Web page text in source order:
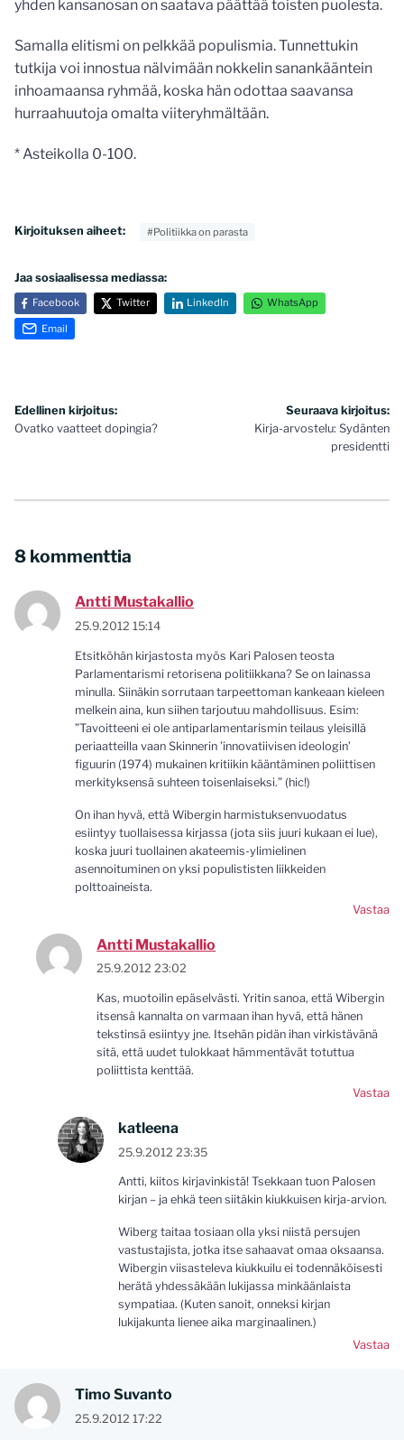
yhden kansanosan on saatava päättää toisten puolesta.
Samalla elitismi on pelkkää populismia. Tunnettukin
tutkija voi innostua nälvimään nokkelin sanankääntein
inhoamaansa ryhmää, koska hän odottaa saavansa
hurraahuutoja omalta viiteryhmältään.
* Asteikolla 0-100.
Kirjoituksen aiheet: #Politiikka on parasta
Jaa sosiaalisessa mediassa:
Facebook Twitter LinkedIn WhatsApp
Email
Artikkelien
selaus
Edellinen kirjoitus:
Ovatko vaatteet dopingia?
Seuraava kirjoitus:
Kirja-arvostelu: Sydänten
presidentti
8 kommenttia
Antti Mustakallio
25.9.2012 15:14
Etsitköhän kirjastosta myös Kari Palosen teosta
Parlamentarismi retorisena politiikkana? Se on lainassa
minulla. Siinäkin sorrutaan tarpeettoman kankeaan kieleen
melkein aina, kun siihen tarjoutuu mahdollisuus. Esim:
”Tavoitteeni ei ole antiparlamentarismin teilaus yleisillä
periaatteilla vaan Skinnerin ’innovatiivisen ideologin’
figuurin (1974) mukainen kritiikin kääntäminen poliittisen
merkityksensä suhteen toisenlaiseksi.” (hic!)
On ihan hyvä, että Wibergin harmistuksenvuodatus
esiintyy tuollaisessa kirjassa (jota siis juuri kukaan ei lue),
koska juuri tuollainen akateemis-ylimielinen
asennoituminen on yksi populististen liikkeiden
polttoaineista.
Vastaa
Antti Mustakallio
25.9.2012 23:02
Kas, muotoilin epäselvästi. Yritin sanoa, että Wibergin
itsensä kannalta on varmaan ihan hyvä, että hänen
tekstinsä esiintyy jne. Itsehän pidän ihan virkistävänä
sitä, että uudet tulokkaat hämmentävät totuttua
poliittista kenttää.
Vastaa
katleena
25.9.2012 23:35
Antti, kiitos kirjavinkistä! Tsekkaan tuon Palosen
kirjan – ja ehkä teen siitäkin kiukkuisen kirja-arvion.
Wiberg taitaa tosiaan olla yksi niistä persujen
vastustajista, jotka itse sahaavat omaa oksaansa.
Wibergin viisasteleva kiukkuilu ei todennäköisesti
herätä yhdessäkään lukijassa minkäänlaista
sympatiaa. (Kuten sanoit, onneksi kirjan
lukijakunta lienee aika marginaalinen.)
Vastaa
Timo Suvanto
25.9.2012 17:22